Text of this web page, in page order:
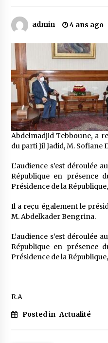
« Père, tiens-
5 ans ago
Le bouc de
5 ans ago
Le monstrueux
algérien)
Rencontre
touareg)
5 ans ago
admin 4 ans ago
Abdelmadjid Tebboune, a
du parti Jil Jadid, M. Sofiane
L’audience s’est déroulée
République en présence
Présidence de la
Il a reçu également le
M. Abdelkader Bengrina.
L’audience s’est déroulée
République en présence
Présidence de la
R.A
Posted in Actualité